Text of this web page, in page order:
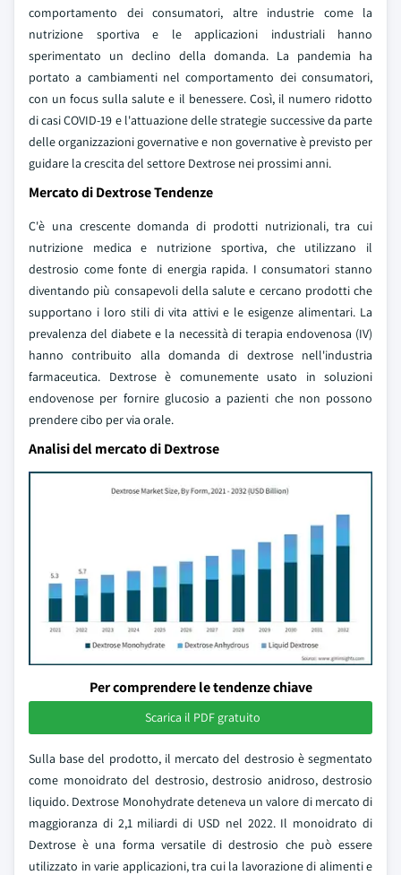
comportamento dei consumatori, altre industrie come la
nutrizione sportiva e le applicazioni industriali hanno
sperimentato un declino della domanda. La pandemia ha
portato a cambiamenti nel comportamento dei consumatori,
con un focus sulla salute e il benessere. Così, il numero ridotto
di casi COVID-19 e l'attuazione delle strategie successive da parte
delle organizzazioni governative e non governative è previsto per
guidare la crescita del settore Dextrose nei prossimi anni.
Mercato di Dextrose Tendenze
C'è una crescente domanda di prodotti nutrizionali, tra cui
nutrizione medica e nutrizione sportiva, che utilizzano il
destrosio come fonte di energia rapida. I consumatori stanno
diventando più consapevoli della salute e cercano prodotti che
supportano i loro stili di vita attivi e le esigenze alimentari. La
prevalenza del diabete e la necessità di terapia endovenosa (IV)
hanno contribuito alla domanda di dextrose nell'industria
farmaceutica. Dextrose è comunemente usato in soluzioni
endovenose per fornire glucosio a pazienti che non possono
prendere cibo per via orale.
Analisi del mercato di Dextrose
Per comprendere le tendenze chiave
Scarica il PDF gratuito
Sulla base del prodotto, il mercato del destrosio è segmentato
come monoidrato del destrosio, destrosio anidroso, destrosio
liquido. Dextrose Monohydrate deteneva un valore di mercato di
maggioranza di 2,1 miliardi di USD nel 2022. Il monoidrato di
Dextrose è una forma versatile di destrosio che può essere
utilizzato in varie applicazioni, tra cui la lavorazione di alimenti e